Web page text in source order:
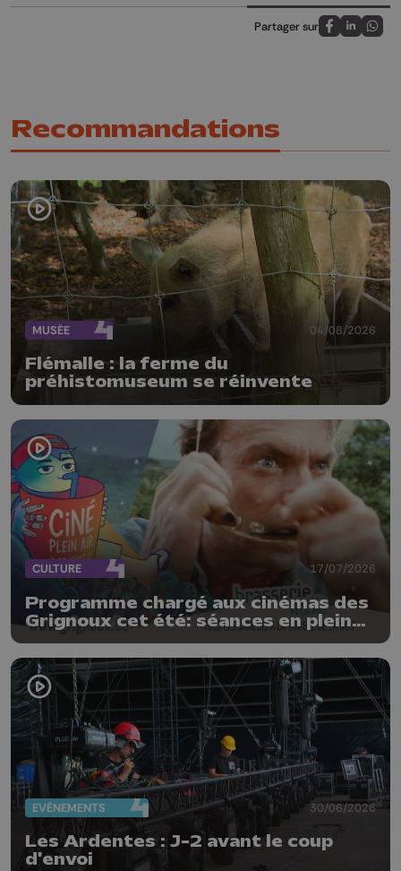
Partager sur
Partagez sur
Partagez
Recommandations
MUSÉE 04/08/2026
Flémalle : la ferme du
préhistomuseum se réinvente
CULTURE 17/07/2026
Programme chargé aux cinémas des
Grignoux cet été: séances en plein
air, concerts et plats spéciaux à la
brasserie
EVÈNEMENTS 30/06/2026
Les Ardentes : J-2 avant le coup
d'envoi